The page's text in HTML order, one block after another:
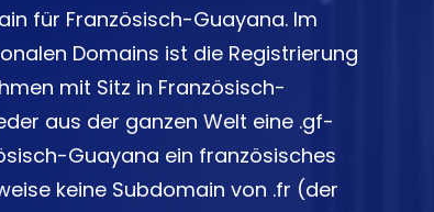
für Französisch-Guayana. Im
Domains ist die Registrierung
mit Sitz in Französisch-
aus der ganzen Welt eine .gf-
Guayana ein französisches
keine Subdomain von .fr (der